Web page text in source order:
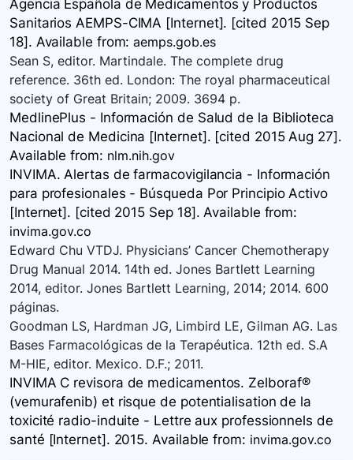
Agencia Española de Medicamentos y Productos
Sanitarios AEMPS-CIMA [Internet]. [cited 2015 Sep
18]. Available from:aemps.gob.es
Sean S, editor. Martindale. The complete drug
reference. 36th ed. London: The royal pharmaceutical
society of Great Britain; 2009. 3694 p.
MedlinePlus - Información de Salud de la Biblioteca
Nacional de Medicina [Internet]. [cited 2015 Aug 27].
Available from: nlm.nih.gov
INVIMA. Alertas de farmacovigilancia - Información
para profesionales - Búsqueda Por Principio Activo
[Internet]. [cited 2015 Sep 18]. Available from:
invima.gov.co
Edward Chu VTDJ. Physicians’ Cancer Chemotherapy
Drug Manual 2014. 14th ed. Jones Bartlett Learning
2014, editor. Jones Bartlett Learning, 2014; 2014. 600
páginas.
Goodman LS, Hardman JG, Limbird LE, Gilman AG. Las
Bases Farmacológicas de la Terapéutica. 12th ed. S.A
M-HIE, editor. Mexico. D.F.; 2011.
INVIMA C revisora de medicamentos. Zelboraf®
(vemurafenib) et risque de potentialisation de la
toxicité radio-induite - Lettre aux professionnels de
santé [Internet]. 2015. Available from: invima.gov.co